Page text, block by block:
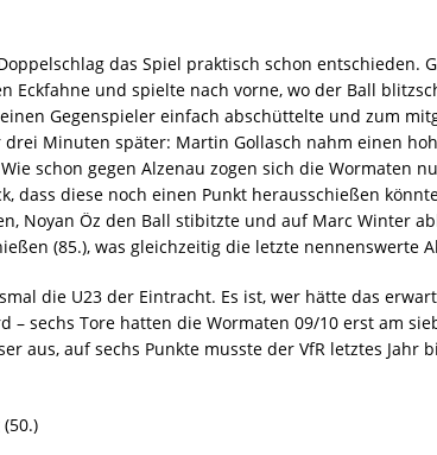
das Spiel praktisch schon entschieden.
Eckfahne und spielte nach vorne, wo der Ball
Gegenspieler einfach abschüttelte und zum
Minuten später: Martin Gollasch nahm einen
schon gegen Alzenau zogen sich die Wormaten
diese noch einen Punkt herausschießen
Noyan Öz den Ball stibitzte und auf Marc Winter
(85.), was gleichzeitig die letzte nennenswerte
die U23 der Eintracht. Es ist, wer hätte das
sechs Tore hatten die Wormaten 09/10 erst am
aus, auf sechs Punkte musste der VfR letztes Jahr